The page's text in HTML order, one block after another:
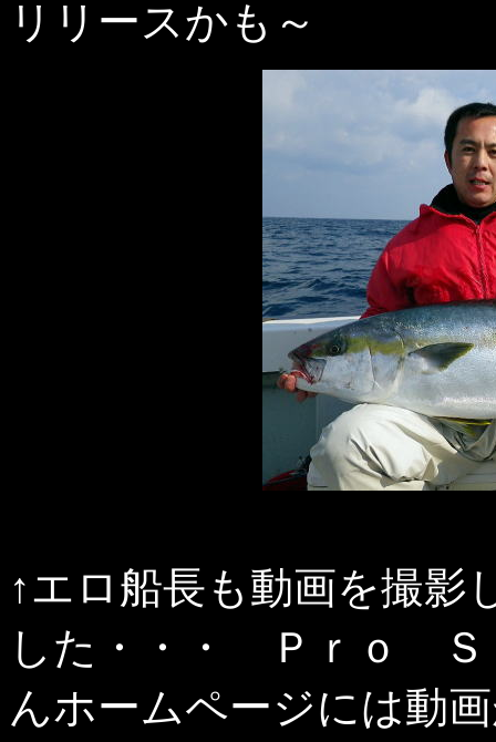
リリースかも～
↑エロ船長も動画を撮影
した・・・ Ｐｒｏ Ｓ
んホームページには動